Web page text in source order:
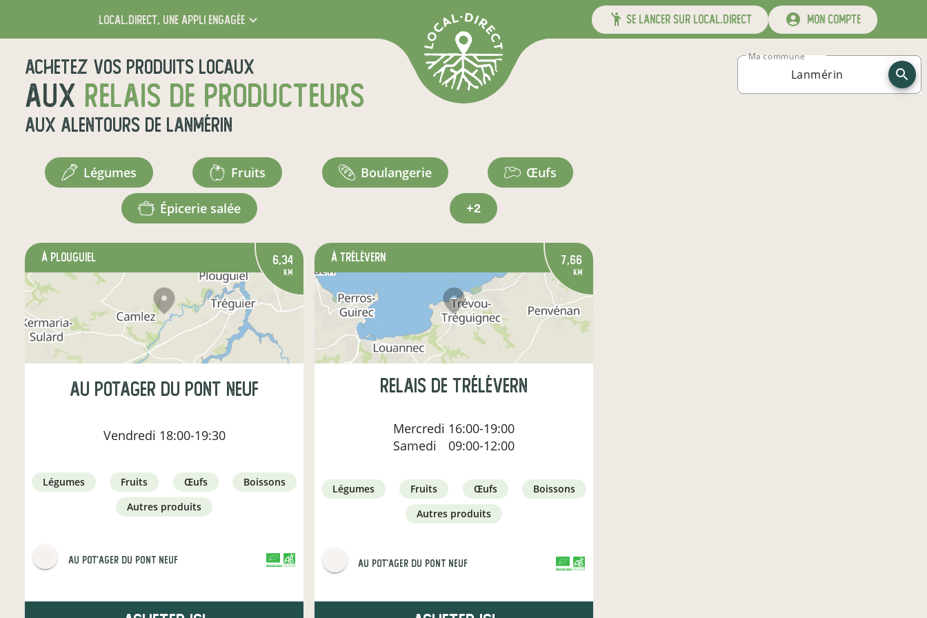
local.direct, une appli engagée se lancer sur local.direct mon compte
Achetez vos produits locaux
aux relais de producteurs
aux alentours de Lanmérin
Ma commune
légumes fruits boulangerie œufs
épicerie salée +2
à Plouguiel 6,34
km
Au Potager Du Pont Neuf
Vendredi 18:00-19:30
légumes fruits œufs
boissons
autres produits
Au Pot'ager Du Pont Neuf
à Trélévern 7,66
km
Relais de Trélévern
Mercredi 16:00-19:00
Samedi
09:00-12:00
légumes fruits œufs
boissons
autres produits
Au Pot'ager Du Pont Neuf